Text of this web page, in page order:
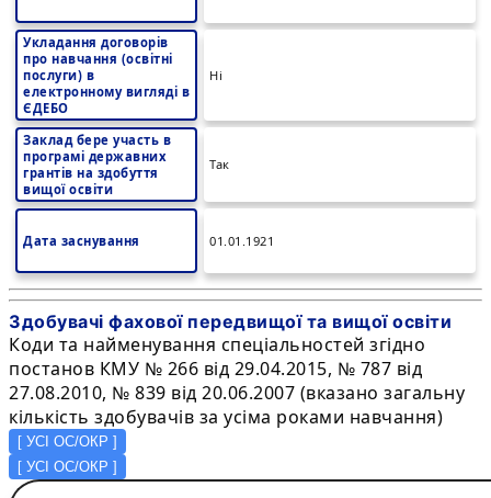
Укладання договорів
про навчання (освітні
послуги) в
електронному вигляді в
ЄДЕБО
Ні
Заклад бере участь в
програмі державних
грантів на здобуття
вищої освіти
Так
Дата заснування 01.01.1921
Здобувачі фахової передвищої та вищої освіти
Коди та найменування спеціальностей згідно
постанов КМУ № 266 від 29.04.2015, № 787 від
27.08.2010, № 839 від 20.06.2007 (вказано загальну
кількість здобувачів за усіма роками навчання)
[ УСІ ОС/ОКР ]
[ УСІ ОС/ОКР ]